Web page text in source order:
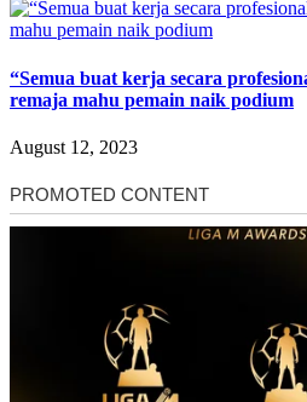
“Semua buat kerja secara
remaja mahu pemain naik podium
August 12, 2023